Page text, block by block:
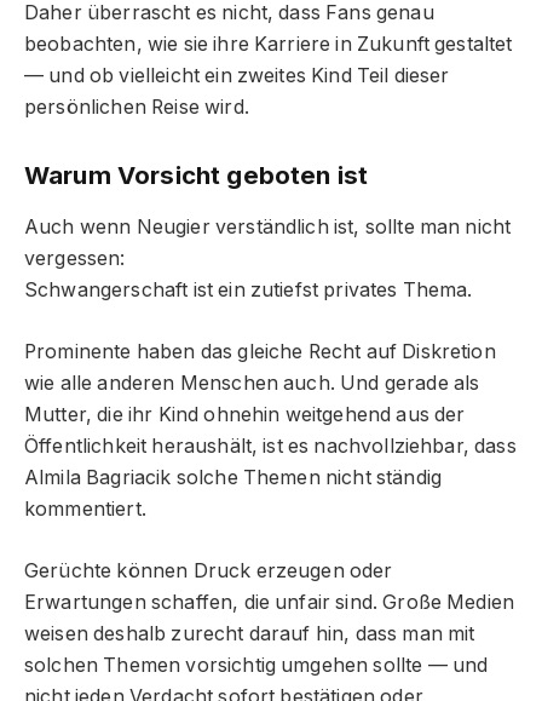
Daher überrascht es nicht, dass Fans genau
beobachten, wie sie ihre Karriere in Zukunft gestaltet
— und ob vielleicht ein zweites Kind Teil dieser
persönlichen Reise wird.
Warum Vorsicht geboten ist
Auch wenn Neugier verständlich ist, sollte man nicht
vergessen:
Schwangerschaft ist ein zutiefst privates Thema.
Prominente haben das gleiche Recht auf Diskretion
wie alle anderen Menschen auch. Und gerade als
Mutter, die ihr Kind ohnehin weitgehend aus der
Öffentlichkeit heraushält, ist es nachvollziehbar, dass
Almila Bagriacik solche Themen nicht ständig
kommentiert.
Gerüchte können Druck erzeugen oder
Erwartungen schaffen, die unfair sind. Große Medien
weisen deshalb zurecht darauf hin, dass man mit
solchen Themen vorsichtig umgehen sollte — und
nicht jeden Verdacht sofort bestätigen oder